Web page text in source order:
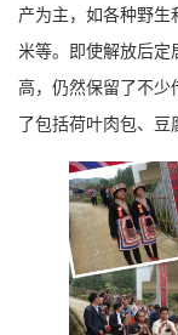
产为主，如各种野生
米等。即使解放后定
高，仍然保留了不少
了包括荷叶肉包、